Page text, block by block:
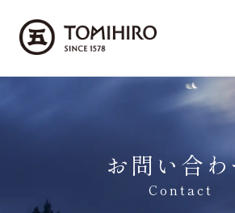
お問い合
Contact